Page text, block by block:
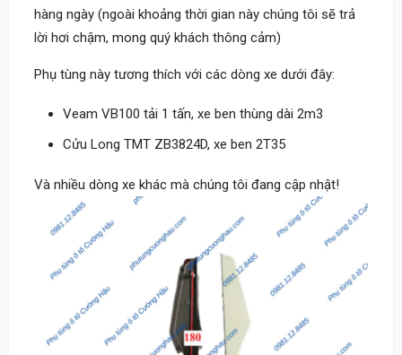
hàng ngày (ngoài khoảng thời gian này chúng tôi sẽ trả
lời hơi chậm, mong quý khách thông cảm)
Phụ tùng này tương thích với các dòng xe dưới đây:
Veam VB100 tải 1 tấn, xe ben thùng dài 2m3
Cửu Long TMT ZB3824D, xe ben 2T35
Và nhiều dòng xe khác mà chúng tôi đang cập nhật!